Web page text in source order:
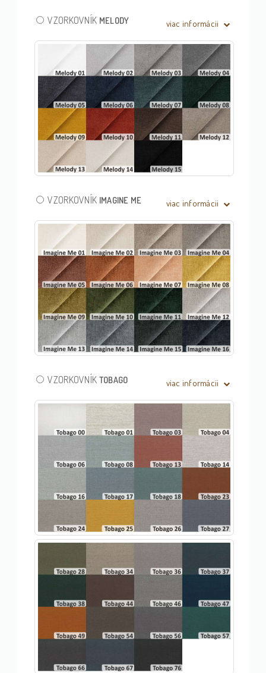
VZORKOVNÍK MELODY viac informácii
VZORKOVNÍK IMAGINE ME viac informácii
VZORKOVNÍK TOBAGO viac informácii